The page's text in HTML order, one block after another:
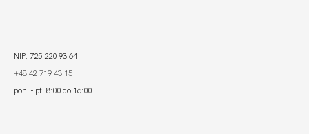
NIP: 725 220 93 64
+48 42 719 43 15
pon. - pt. 8:00 do 16:00